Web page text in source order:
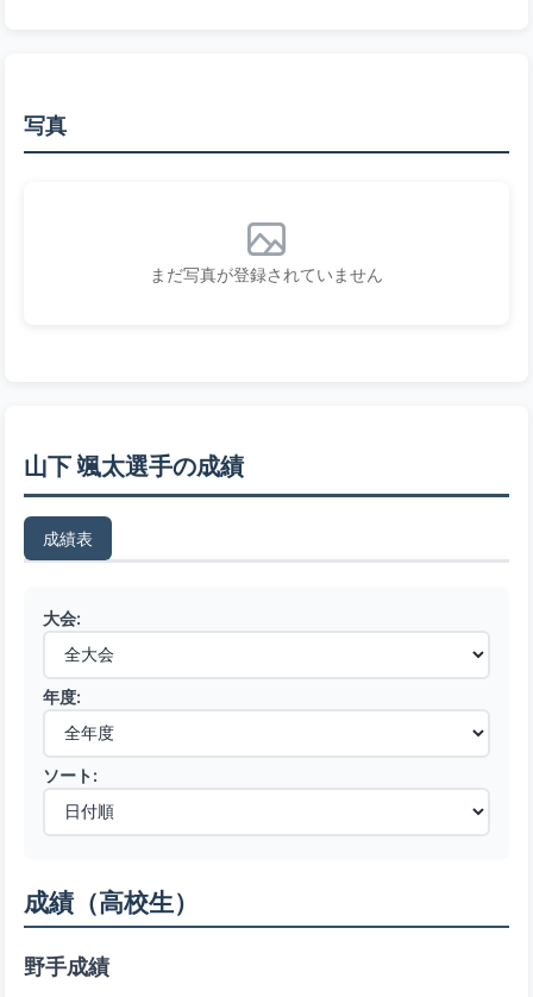
写真
まだ写真が登録されていません
山下 颯太選手の成績
成績表
大会:
年度:
ソート:
成績（高校生）
野手成績